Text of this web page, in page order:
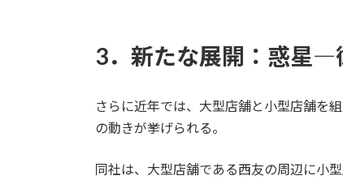
3．新たな展開：惑星―
さらに近年では、大型店舗と小型店舗を
の動きが挙げられる。
同社は、大型店舗である西友の周辺に小